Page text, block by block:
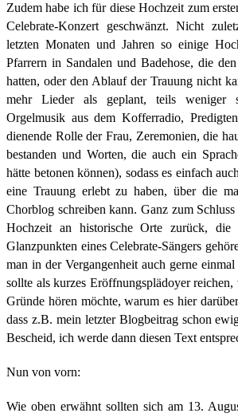
Zudem habe ich für diese Hochzeit zum
Celebrate-Konzert geschwänzt. Nicht
letzten Monaten und Jahren so einige
Pfarrern in Sandalen und Badehose, die
hatten, oder den Ablauf der Trauung nicht
mehr Lieder als geplant, teils weniger
Orgelmusik aus dem Kofferradio,
dienende Rolle der Frau, Zeremonien, die
bestanden und Worten, die auch ein
hätte betonen können), sodass es einfach
eine Trauung erlebt zu haben, über die
Chorblog schreiben kann. Ganz zum
Hochzeit an historische Orte zurück,
Glanzpunkten eines Celebrate-Sängers
man in der Vergangenheit auch gerne
sollte als kurzes Eröffnungsplädoyer
Gründe hören möchte, warum es hier
dass z.B. mein letzter Blogbeitrag schon
Bescheid, ich werde dann diesen Text
Nun von vorn:
Wie oben erwähnt sollten sich am 13.